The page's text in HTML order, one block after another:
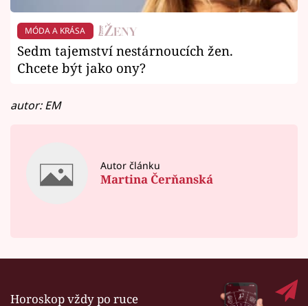
MÓDA A KRÁSA
Sedm tajemství nestárnoucích žen.
Chcete být jako ony?
autor: EM
Autor článku
Martina Čerňanská
Horoskop vždy po ruce